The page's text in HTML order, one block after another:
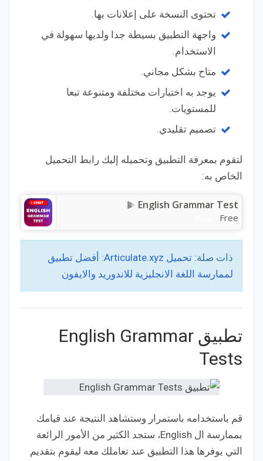
تحتوى النسخة على إعلانات بها.
واجهة التطبيق بسيطة جدا ولديها سهولة في
الاستخدام.
متاح بشكل مجاني.
يوجد به اختبارات مختلفة ومتنوعة تبعا
للمستويات.
تصميم تقليدي.
لتقوم بمعرفة التطبيق وتحميله إليك رابط التحميل
الخاص به:
English Grammar Test
Free
ذات صلة:
تحميل Articulate.xyz: أفضل تطبيق
لممارسة اللغة الانجليزية للاندوريد والايفون
تطبيق English Grammar
Tests
قم باستخدامه باستمرار وستشاهد النتيجة عند قيامك
بممارسة ال English، ستجد الكثير من الأمور الرائعة
التي يوفرها هذا التطبيق عند تعاملك معه ليقوم بتقديم